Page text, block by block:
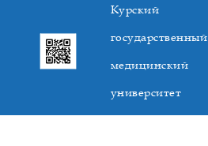
Курский
государственный
медицинский
университет